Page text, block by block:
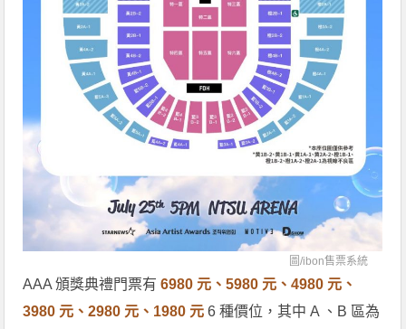
圖/ibon售票系統
AAA 頒獎典禮門票有6980 元、5980 元、4980 元、
3980 元、2980 元、1980 元 6 種價位，其中 A 、B 區為